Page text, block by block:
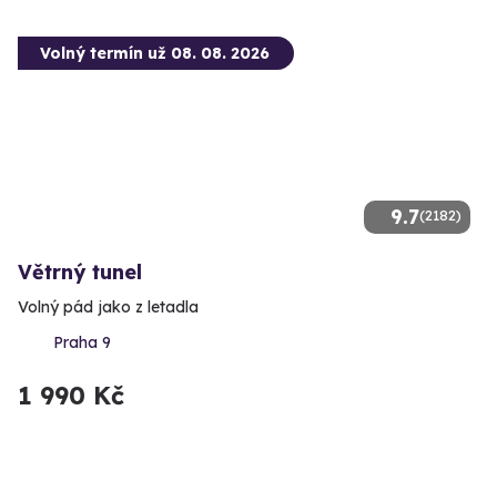
9.7(2182)
Volný termín už 08. 08. 2026
Větrný tunel
Volný pád jako z letadla
Praha 9
1 990 Kč